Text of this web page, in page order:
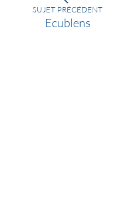
SUJET PRÉCÉDENT
Ecublens